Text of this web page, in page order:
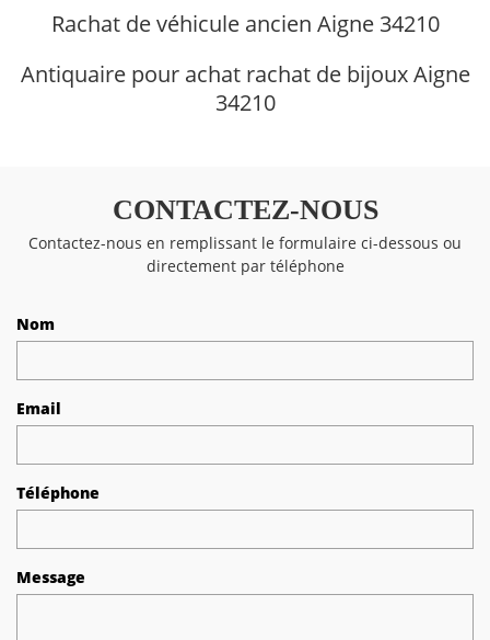
Rachat de véhicule ancien Aigne 34210
Antiquaire pour achat rachat de bijoux Aigne
34210
CONTACTEZ-NOUS
Contactez-nous en remplissant le formulaire ci-dessous ou
directement par téléphone
Nom
Email
Téléphone
Message